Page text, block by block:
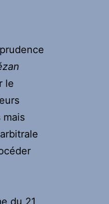
le
mais
du 21